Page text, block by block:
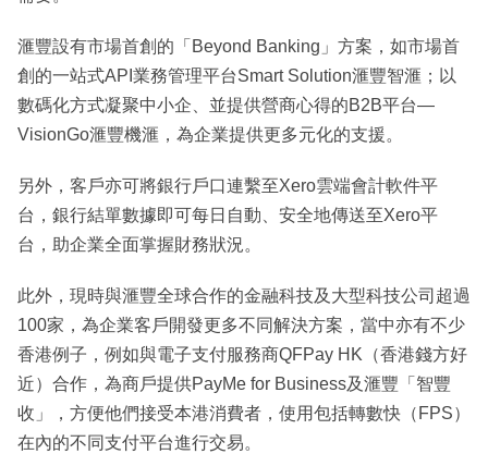
滙豐設有市場首創的「Beyond Banking」方案，如市場首
創的一站式API業務管理平台Smart Solution滙豐智滙；以
數碼化方式凝聚中小企、並提供營商心得的B2B平台—
VisionGo滙豐機滙，為企業提供更多元化的支援。
另外，客戶亦可將銀行戶口連繫至Xero雲端會計軟件平
台，銀行結單數據即可每日自動、安全地傳送至Xero平
台，助企業全面掌握財務狀況。
此外，現時與滙豐全球合作的金融科技及大型科技公司超過
100家，為企業客戶開發更多不同解決方案，當中亦有不少
香港例子，例如與電子支付服務商QFPay HK（香港錢方好
近）合作，為商戶提供PayMe for Business及滙豐「智豐
收」，方便他們接受本港消費者，使用包括轉數快（FPS）
在內的不同支付平台進行交易。